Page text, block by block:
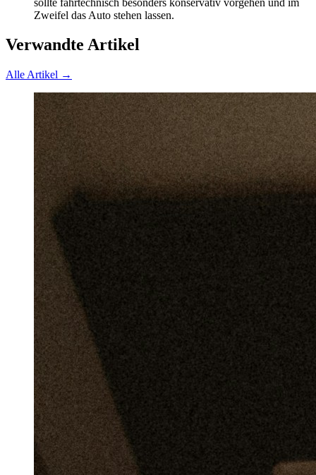
Zweifel das Auto stehen lassen.
Verwandte Artikel
Alle Artikel →